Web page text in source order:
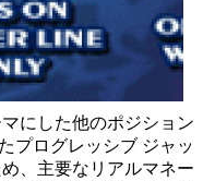
にした他のポジション
プログレッシブ ジャッ
、主要なリアルマネー